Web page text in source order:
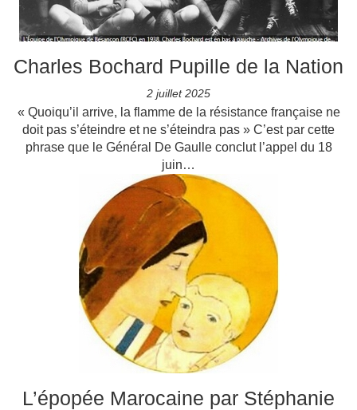
Charles Bochard Pupille de la Nation
2 juillet 2025
« Quoiqu’il arrive, la flamme de la résistance française ne
doit pas s’éteindre et ne s’éteindra pas » C’est par cette
phrase que le Général De Gaulle conclut l’appel du 18
juin…
L’épopée Marocaine par Stéphanie